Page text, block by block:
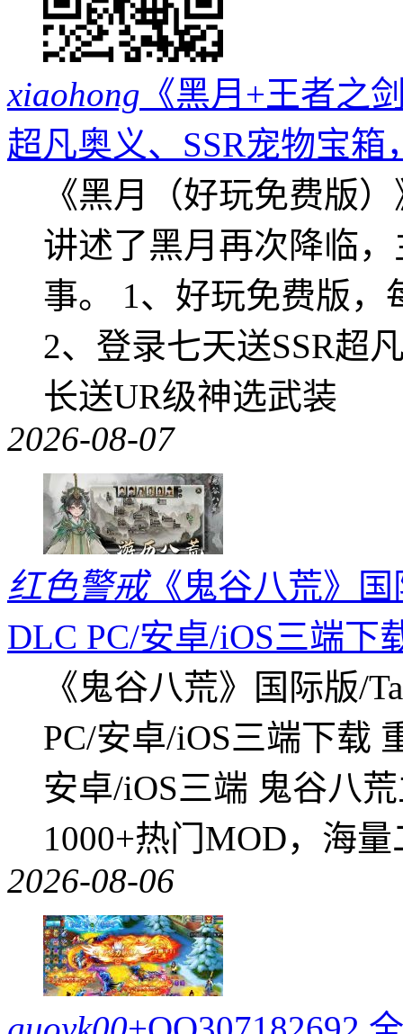
xiaohong 《黑月+王者之
超凡奥义、SSR宠物宝箱
《黑月（好玩免费版
讲述了黑月再次降临
事。 1、好玩免费版，
2、登录七天送SSR超
长送UR级神选武装
2026-08-07
红色警戒《鬼谷八荒》国
DLC PC/安卓/iOS三端下
《鬼谷八荒》国际版/
PC/安卓/iOS三端下载
安卓/iOS三端 鬼谷八
1000+热门MOD，海
2026-08-06